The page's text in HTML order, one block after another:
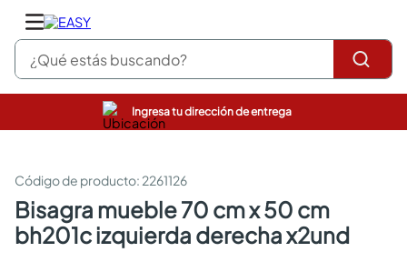
¿Qué estás buscando?
Ingresa tu dirección de entrega
: 2261126
bisagra mueble 70 cm x 50 cm
bh201c izquierda derecha x2und
pinturas
sanitarios
comedor
escritorio